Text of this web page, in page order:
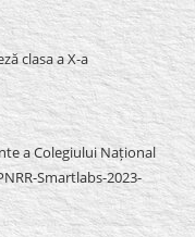
clasa a X-a
a Colegiului Național
Smartlabs-2023-